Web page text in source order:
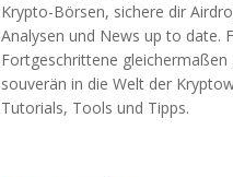
Krypto-Börsen, sichere dir
Analysen und News up to date.
Fortgeschrittene gleichermaßen
souverän in die Welt der
Tutorials, Tools und Tipps.